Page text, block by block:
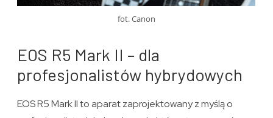
fot. Canon
EOS R5 Mark II – dla
profesjonalistów hybrydowych
EOS R5 Mark II to aparat zaprojektowany z myślą o